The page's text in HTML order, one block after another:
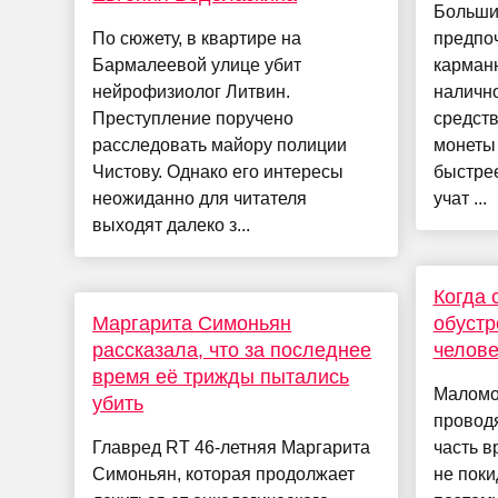
По сюжету, в квартире на
Бармалеевой улице убит
нейрофизиолог Литвин.
Преступление поручено
расследовать майору полиции
Чистову. Однако его интересы
неожиданно для читателя
выходят далеко з...
Маргарита Симоньян
рассказала, что за последнее
время её трижды пытались
убить
Главред RT 46-летняя Маргарита
Симоньян, которая продолжает
монеты
учат ...
Когда
часть
не